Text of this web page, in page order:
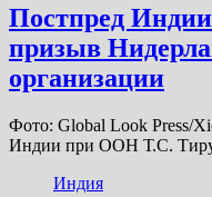
Постпред
призыв
организации
Фото: Global Look Press/
Индии при ООН Т.С.
Индия